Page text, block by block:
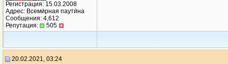
Регистрация: 15.03.2008
Адрес: Всеми́рная паути́на
Сообщения: 4,612
Репутация:
505
20.02.2021, 03:24